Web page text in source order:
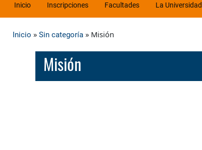
Inicio Inscripciones Facultades La Universidad
Inicio » Sin categoría » Misión
Misión